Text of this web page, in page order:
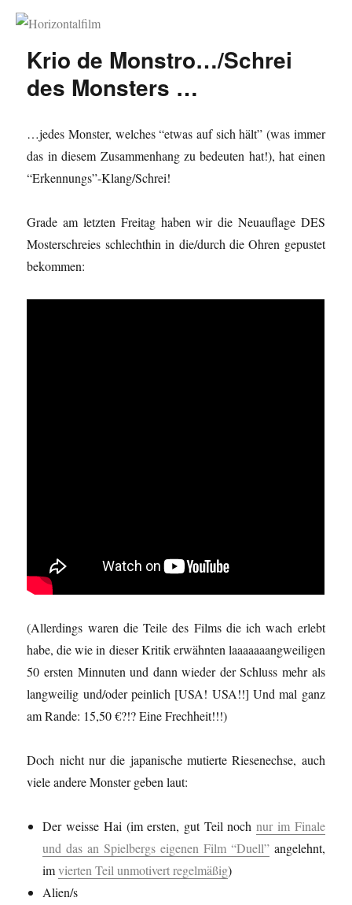
Horizontalfilm
Krio de Monstro…/Schrei
des Monsters …
…jedes Monster, welches “etwas auf sich hält” (was immer
das in diesem Zusammenhang zu bedeuten hat!), hat einen
“Erkennungs”-Klang/Schrei!
Grade am letzten Freitag haben wir die Neuauflage DES
Mosterschreies schlechthin in die/durch die Ohren gepustet
bekommen:
(Allerdings waren die Teile des Films die ich wach erlebt
habe, die wie in dieser Kritik erwähnten laaaaaaangweiligen
50 ersten Minnuten und dann wieder der Schluss mehr als
langweilig und/oder peinlich [USA! USA!!] Und mal ganz
am Rande: 15,50 €?!? Eine Frechheit!!!)
Doch nicht nur die japanische mutierte Riesenechse, auch
viele andere Monster geben laut:
Der weisse Hai (im ersten, gut Teil nochnur im Finale
und das an Spielbergs eigenen Film “Duell”angelehnt,
imvierten Teil unmotivert regelmäßig)
Alien/s